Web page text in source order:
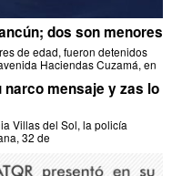
dos son menores
de edad, fueron detenidos
Haciendas Cuzamá, en
mensaje y zas lo
Villas del Sol, la policía
32 de